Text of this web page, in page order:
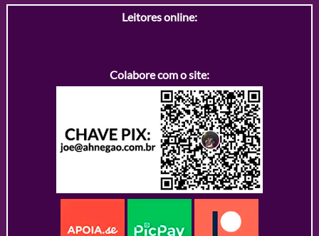
Leitores online:
Colabore com o site: